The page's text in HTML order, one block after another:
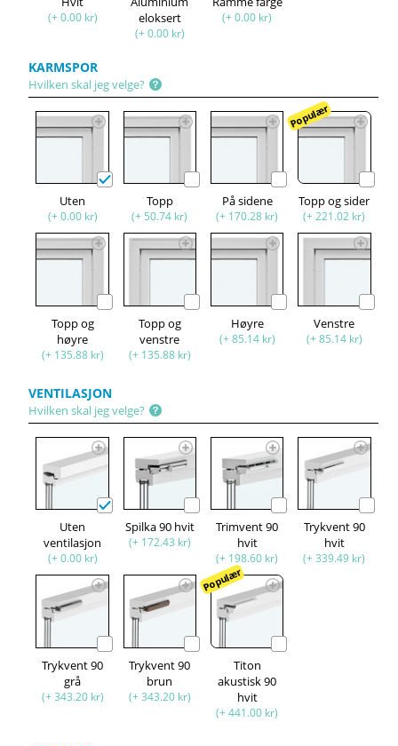
(+ 0.00 kr)
eloksert
(+ 0.00 kr)
(+ 0.00 kr)
KARMSPOR
Hvilken skal jeg velge?
Uten
(+ 0.00 kr)
Topp
(+ 50.74 kr)
På sidene
(+ 170.28 kr)
Populær
Topp og sider
(+ 221.02 kr)
Topp og
høyre
(+ 135.88 kr)
Topp og
venstre
(+ 135.88 kr)
Høyre
(+ 85.14 kr)
Venstre
(+ 85.14 kr)
VENTILASJON
Hvilken skal jeg velge?
Uten
ventilasjon
(+ 0.00 kr)
Spilka 90 hvit
(+ 172.43 kr)
Trimvent 90
hvit
(+ 198.60 kr)
Trykvent 90
hvit
(+ 339.49 kr)
Trykvent 90
grå
(+ 343.20 kr)
Trykvent 90
brun
(+ 343.20 kr)
Populær
Titon
akustisk 90
hvit
(+ 441.00 kr)